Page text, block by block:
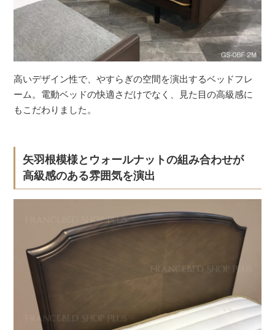
高いデザイン性で、やすらぎの空間を演出するベッドフレ
ーム。電動ベッドの快適さだけでなく、見た目の高級感に
もこだわりました。
矢羽根模様とウォールナットの組み合わせが
高級感のある雰囲気を演出